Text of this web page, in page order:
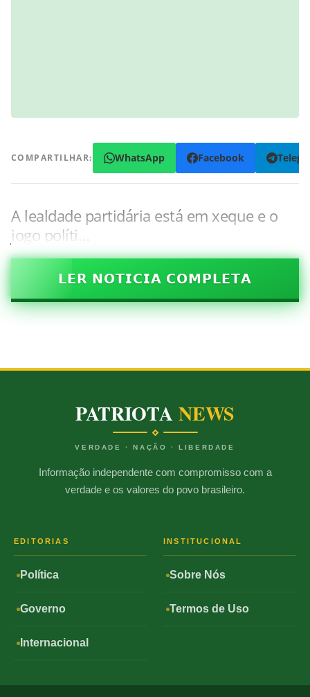
COMPARTILHAR: WhatsApp Facebook
A lealdade partidária está em xeque e o
jogo políti…
𝗟𝗘𝗥 𝗡𝗢𝗧𝗜𝗖𝗜𝗔 𝗖𝗢𝗠𝗣𝗟𝗘𝗧𝗔
PATRIOTANEWS
VERDADE · NAÇÃO · LIBERDADE
Informação independente com compromisso com a
verdade e os valores do povo brasileiro.
EDITORIAS
Política
Governo
Internacional
INSTITUCIONAL
Sobre Nós
Termos de Uso